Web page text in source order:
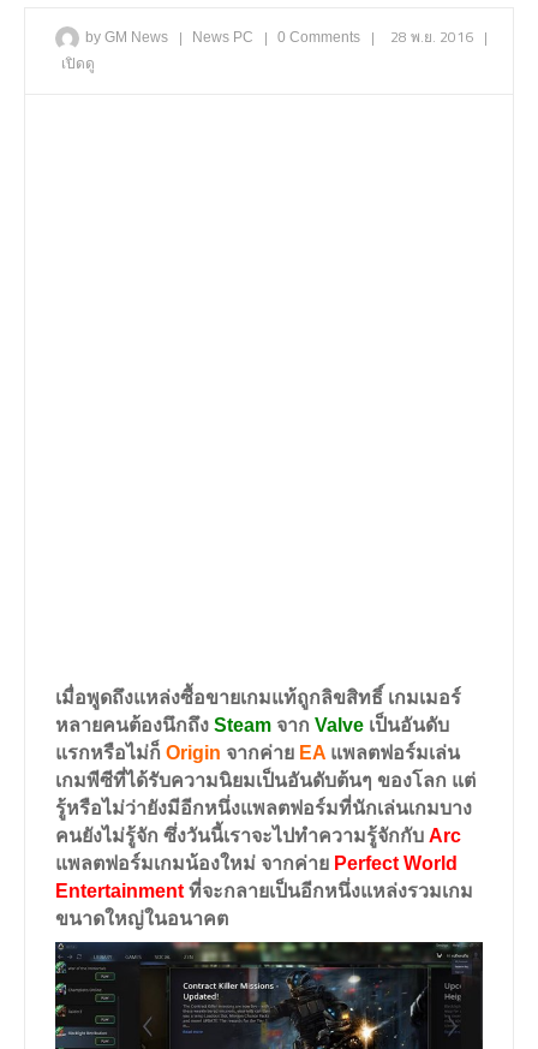
by GM News | News PC | 0 Comments | 28 พ.ย. 2016 |
เปิดดู
เมื่อพูดถึงแหล่งซื้อขายเกมแท้ถูกลิขสิทธิ์ เกมเมอร์
หลายคนต้องนึกถึง Steam จาก Valve เป็นอันดับ
แรกหรือไม่ก็ Origin จากค่าย EA แพลตฟอร์มเล่น
เกมพีซีที่ได้รับความนิยมเป็นอันดับต้นๆ ของโลก แต่
รู้หรือไม่ว่ายังมีอีกหนึ่งแพลตฟอร์มที่นักเล่นเกมบาง
คนยังไม่รู้จัก ซึ่งวันนี้เราจะไปทำความรู้จักกับ Arc
แพลตฟอร์มเกมน้องใหม่ จากค่าย Perfect World
Entertainment ที่จะกลายเป็นอีกหนึ่งแหล่งรวมเกม
ขนาดใหญ่ในอนาคต